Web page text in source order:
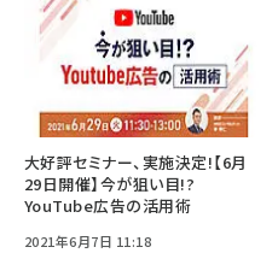
大好評セミナー、実施決定!【6月
29日開催】今が狙い目!?
YouTube広告の活用術
2021年6月7日 11:18